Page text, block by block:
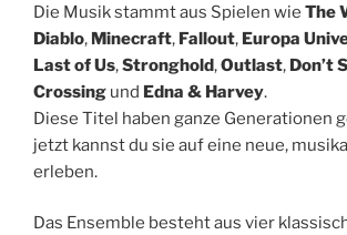
Die Musik stammt aus Spielen wie The
Diablo, Minecraft, Fallout, Europa
Last of Us,Stronghold,Outlast, Don’t
Crossing und Edna & Harvey.
Diese Titel haben ganze Generationen
jetzt kannst du sie auf eine neue,
erleben.
Das Ensemble besteht aus vier